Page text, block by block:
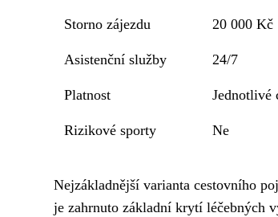
Storno zájezdu 20 000 Kč
Asistenční služby 24/7
Platnost Jednotlivé
Rizikové sporty Ne
Nejzákladnější varianta cestovního
je zahrnuto základní krytí léčebných